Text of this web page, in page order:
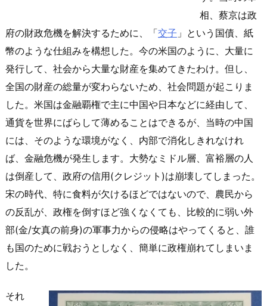
相、蔡京は政
府の財政危機を解決するために、「交子 」という国債、紙
幣のような仕組みを構想した。今の米国のように、大量に
発行して、社会から大量な財産を集めてきたわけ。但し、
全国の財産の総量が変わらないため、社会問題が起こりま
した。米国は金融覇権で主に中国や日本などに経由して、
通貨を世界にばらして薄めることはできるが、当時の中国
には、そのような環境がなく、内部で消化しきれなけれ
ば、金融危機が発生します。大勢なミドル層、富裕層の人
は倒産して、政府の信用(クレジット)は崩壊してしまった。
宋の時代、特に食料が欠けるほどではないので、農民から
の反乱が、政権を倒すほど強くなくても、比較的に弱い外
部(金/女真の前身)の軍事力からの侵略はやってくると、誰
も国のために戦おうとしなく、簡単に政権崩れてしまいま
した。
それ